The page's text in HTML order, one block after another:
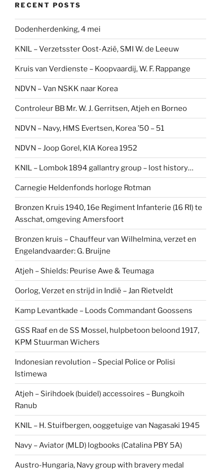
RECENT POSTS
Dodenherdenking, 4 mei
KNIL – Verzetsster Oost-Azië, SMI W. de Leeuw
Kruis van Verdienste – Koopvaardij, W. F. Rappange
NDVN – Van NSKK naar Korea
Controleur BB Mr. W. J. Gerritsen, Atjeh en Borneo
NDVN – Navy, HMS Evertsen, Korea ’50 – 51
NDVN – Joop Gorel, KIA Korea 1952
KNIL – Lombok 1894 gallantry group – lost history…
Carnegie Heldenfonds horloge Rotman
Bronzen Kruis 1940, 16e Regiment Infanterie (16 RI) te
Asschat, omgeving Amersfoort
Bronzen kruis – Chauffeur van Wilhelmina, verzet en
Engelandvaarder: G. Bruijne
Atjeh – Shields: Peurise Awe & Teumaga
Oorlog, Verzet en strijd in Indië – Jan Rietveldt
Kamp Levantkade – Loods Commandant Goossens
GSS Raaf en de SS Mossel, hulpbetoon beloond 1917,
KPM Stuurman Wichers
Indonesian revolution – Special Police or Polisi
Istimewa
Atjeh – Sirihdoek (buidel) accessoires – Bungkoih
Ranub
KNIL – H. Stuifbergen, ooggetuige van Nagasaki 1945
Navy – Aviator (MLD) logbooks (Catalina PBY 5A)
Austro-Hungaria, Navy group with bravery medal